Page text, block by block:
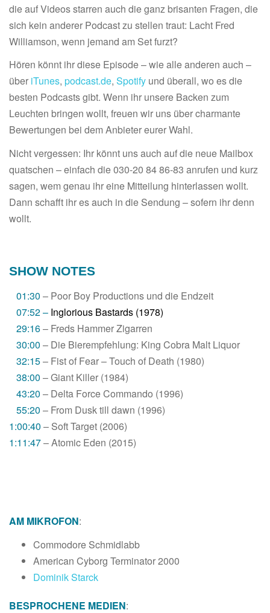
die auf Videos starren auch die ganz brisanten Fragen, die
sich kein anderer Podcast zu stellen traut: Lacht Fred
Williamson, wenn jemand am Set furzt?
Hören könnt ihr diese Episode – wie alle anderen auch –
über iTunes, podcast.de, Spotify und überall, wo es die
besten Podcasts gibt. Wenn ihr unsere Backen zum
Leuchten bringen wollt, freuen wir uns über charmante
Bewertungen bei dem Anbieter eurer Wahl.
Nicht vergessen: Ihr könnt uns auch auf die neue Mailbox
quatschen – einfach die 030-20 84 86-83 anrufen und kurz
sagen, wem genau ihr eine Mitteilung hinterlassen wollt.
Dann schafft ihr es auch in die Sendung – sofern ihr denn
wollt.
SHOW NOTES
01:30 – Poor Boy Productions und die Endzeit
07:52 – Inglorious Bastards (1978)
29:16– Freds Hammer Zigarren
30:00 – Die Bierempfehlung: King Cobra Malt Liquor
32:15– Fist of Fear – Touch of Death (1980)
38:00 – Giant Killer (1984)
43:20 – Delta Force Commando (1996)
55:20 – From Dusk till dawn (1996)
1:00:40 – Soft Target (2006)
1:11:47– Atomic Eden (2015)
AM MIKROFON:
Commodore Schmidlabb
American Cyborg Terminator 2000
Dominik Starck
BESPROCHENE MEDIEN: